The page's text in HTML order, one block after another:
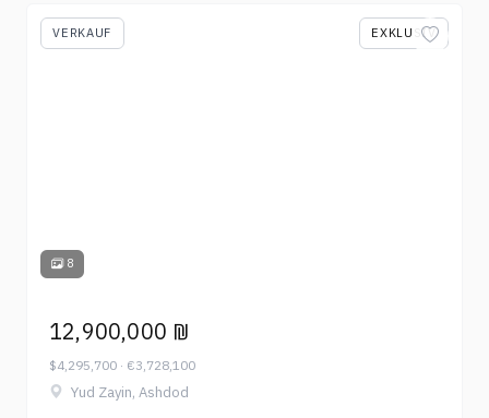
VERKAUF EXKLUSIV
8
12,900,000 ₪
$4,295,700 · €3,728,100
Yud Zayin, Ashdod